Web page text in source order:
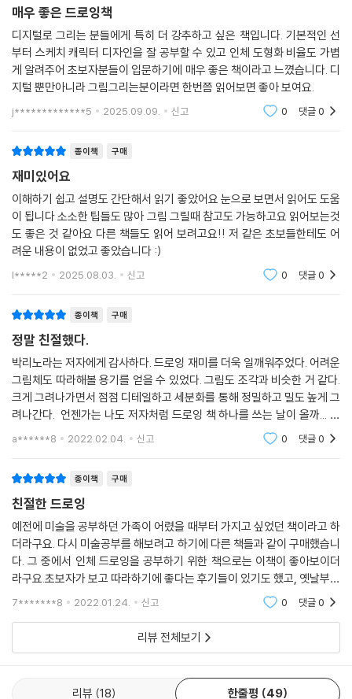
매우 좋은 드로잉책
디지털로 그리는 분들에게 특히 더 강추하고 싶은 책입니다. 기본적인 선
부터 스케치 캐릭터 디자인을 잘 공부할 수 있고 인체 도형화 비율도 가볍
게 알려주어 초보자분들이 입문하기에 매우 좋은 책이라고 느꼈습니다. 디
지털 뿐만아니라 그림그리는분이라면 한번쯤 읽어보면 좋아 보여요.
j*************5 2025.09.09. 신고 0 댓글0
종이책 구매
재미있어요
이해하기 쉽고 설명도 간단해서 읽기 좋았어요 눈으로 보면서 읽어도 도움
이 됩니다 소소한 팁들도 많아 그림 그릴때 참고도 가능하고요 읽어보는것
도 좋은 것 같아요 다른 책들도 읽어 보려고요!! 저 같은 초보들한테도 어
려운 내용이 없었고 좋았습니다 :)
l*****2 2025.08.03. 신고 0 댓글0
종이책 구매
정말 친절했다.
박리노라는 저자에게 감사하다. 드로잉 재미를 더욱 일깨워주었다. 어려운
그림체도 따라해볼 용기를 얻을 수 있었다. 그림도 조각과 비슷한 거 같다.
크게 그려나가면서 점점 디테일하고 세분화를 통해 정밀하고 밀도 높게 그
려나간다. 언젠가는 나도 저자처럼 드로잉 책 하나를 쓰는 날이 올까... 그
날이 왔으면 좋겠다. ㅎㅎ 일단은 계속 연습을 통해서 실력을 키워나가야
a******8 2022.02.04. 신고 0 댓글0
종이책 구매
친절한 드로잉
예전에 미술을 공부하던 가족이 어렸을 때부터 가지고 싶었던 책이라고 하
더라구요. 다시 미술공부를 해보려고 하기에 다른 책들과 같이 구매했습니
다. 그 중에서 인체 드로잉을 공부하기 위한 책으로는 이책이 좋아보이더
라구요.초보자가 보고 따라하기에 좋다는 후기들이 있기도 했고, 옛날부터
지금까지 많이 팔렸다는 것은 분명 효과가 있어서 그렀다고 믿고 구매했습
7*******8 2022.01.24. 신고 0 댓글0
리뷰 전체보기
리뷰 18 한줄평 49